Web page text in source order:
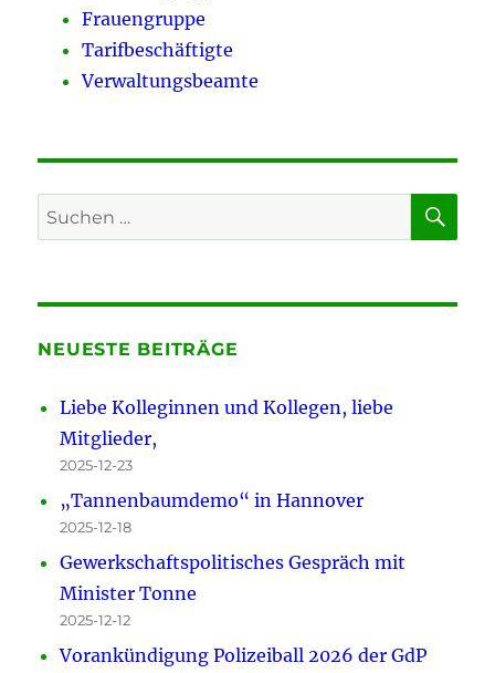
Frauengruppe
Tarifbeschäftigte
Verwaltungsbeamte
Suchen
nach:
NEUESTE BEITRÄGE
Liebe Kolleginnen und Kollegen, liebe
Mitglieder,
2025-12-23
„Tannenbaumdemo“ in Hannover
2025-12-18
Gewerkschaftspolitisches Gespräch mit
Minister Tonne
2025-12-12
Vorankündigung Polizeiball 2026 der GdP